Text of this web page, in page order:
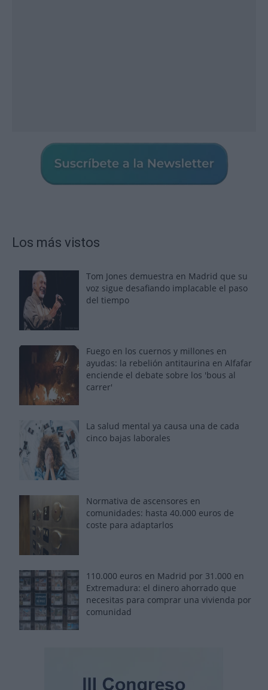
Los más vistos
Tom Jones demuestra en Madrid que su
voz sigue desafiando implacable el paso
del tiempo
Fuego en los cuernos y millones en
ayudas: la rebelión antitaurina en Alfafar
enciende el debate sobre los 'bous al
carrer'
La salud mental ya causa una de cada
cinco bajas laborales
Normativa de ascensores en
comunidades: hasta 40.000 euros de
coste para adaptarlos
110.000 euros en Madrid por 31.000 en
Extremadura: el dinero ahorrado que
necesitas para comprar una vivienda por
comunidad